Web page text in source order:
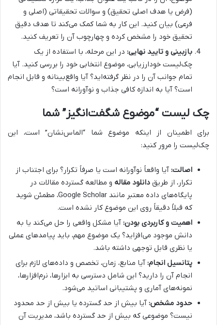
(فرض یا هدف اصلی تحقیق) و سوالات تحقیقاتی (اصلی و
فرعی) بیان کنید. این کار به شما کمک می‌کند تا هدف دقیق
تحقیق خود را مشخص کرده و چهارچوب آن را تعریف کنید.
بازبینی و تایید نهایی: در این مرحله، با استفاده از یک
چک‌لیست خودارزیابی، موضوع انتخابی خود را بررسی کنید. آیا
تمام جوانب آن را در نظر گرفته‌اید؟ آیا واقع‌بینانه و قابل انجام
است؟ آیا به اندازه کافی جذاب و نوآورانه است؟
چک لیست “موضوع شگفت‌انگیز” شما
برای اطمینان از اینکه موضوع شما “الماس‌نشان” است، این
چک‌لیست را مرور کنید:
اصالت: آیا واقعاً نوآورانه است یا صرفاً تکرار؟ برای اجتناب از
تکرار، از طریق دانلود مقاله و مطالعه گسترده مقالات در
پایگاه‌های داده معتبر مانند Google Scholar، مطمئن شوید
که قبلاً دقیقاً روی این موضوع کار نشده است.
اهمیت و کاربردی بودن: آیا مشکل واقعی را حل می‌کند یا به
دانش موجود می‌افزاید؟ یک موضوع مهم، باید پیامدهای عملی
یا نظری قابل توجهی داشته باشد.
پتانسیل انجام: آیا منابع، زمان، تخصص و داده‌های لازم برای
انجام آن را دارید؟ این شامل دسترسی به ابزارها، نرم‌افزارها،
نمونه‌های آماری و پشتیبانی اساتید می‌شود.
حدود مشخص: آیا بیش از حد گسترده یا بیش از حد محدود
نیست؟ موضوعی که بیش از حد گسترده باشد، مدیریت آن